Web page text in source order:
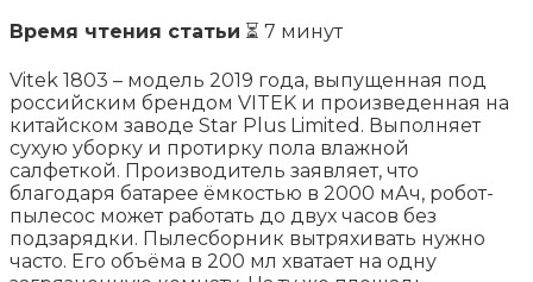
Время чтения статьи ⏳ 7 минут
Vitek 1803 – модель 2019 года, выпущенная под
российским брендом VITEK и произведенная на
китайском заводе Star Plus Limited. Выполняет
сухую уборку и протирку пола влажной
салфеткой. Производитель заявляет, что
благодаря батарее ёмкостью в 2000 мАч, робот-
пылесос может работать до двух часов без
подзарядки. Пылесборник вытряхивать нужно
часто. Его объёма в 200 мл хватает на одну